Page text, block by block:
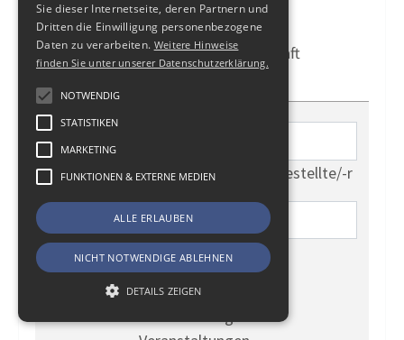
Textmarker
Zur Abgabe an ernsthaft
Flyer Steuerfachangestellte/-r
Flyer Karriere in der
Steuerberatung
Sie dieser Internetseite, deren Partnern und
Dritten die Einwilligung personenbezogene
Daten zu verarbeiten. Weitere Hinweise
finden Sie unter unserer Datenschutzerklärung.
NOTWENDIG
STATISTIKEN
MARKETING
FUNKTIONEN & EXTERNE MEDIEN
ALLE ERLAUBEN
NICHT NOTWENDIGE ABLEHNEN
DETAILS ZEIGEN